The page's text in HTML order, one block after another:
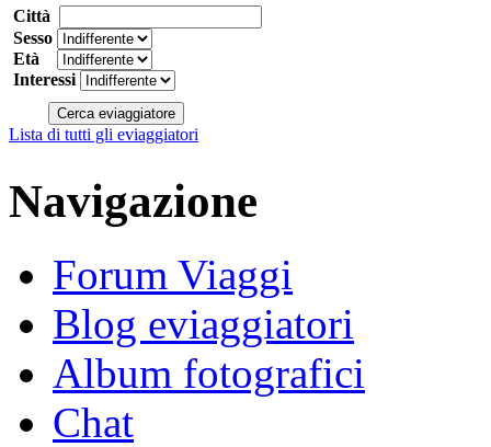
Città
Sesso
Età
Interessi
Lista di tutti gli eviaggiatori
Navigazione
Forum Viaggi
Blog eviaggiatori
Album fotografici
Chat